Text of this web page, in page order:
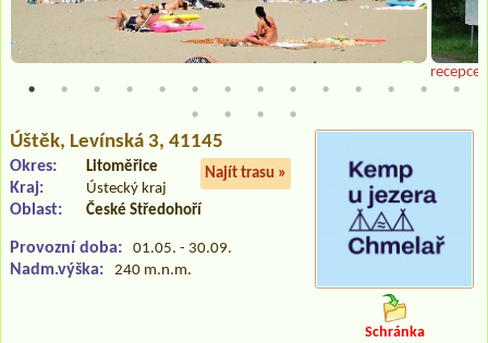
recepce
Úštěk, Levínská 3, 41145
Najít trasu »
Okres: Litoměřice
Kraj: Ústecký kraj
Oblast: České Středohoří
Provozní doba: 01.05. - 30.09.
Nadm.výška: 240 m.n.m.
Schránka